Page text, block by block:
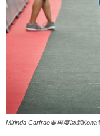
Mirinda Carfrae要再度回到Kona